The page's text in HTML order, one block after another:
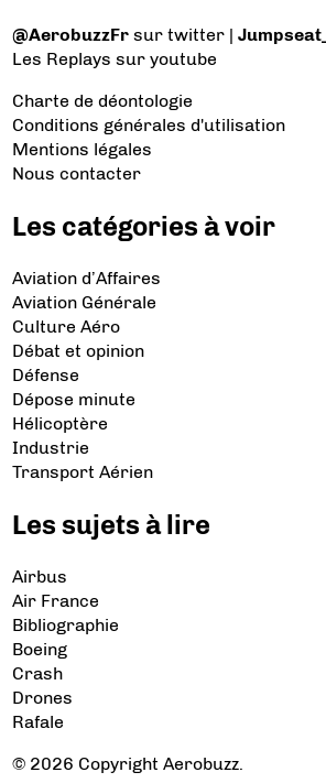
@AerobuzzFr sur twitter |
Les Replays sur youtube
Charte de déontologie
Conditions générales d'utilisation
Mentions légales
Nous contacter
Les catégories à voir
Aviation d’Affaires
Aviation Générale
Culture Aéro
Débat et opinion
Défense
Dépose minute
Hélicoptère
Industrie
Transport Aérien
Les sujets à lire
Airbus
Air France
Bibliographie
Boeing
Crash
Drones
Rafale
© 2026 Copyright Aerobuzz.